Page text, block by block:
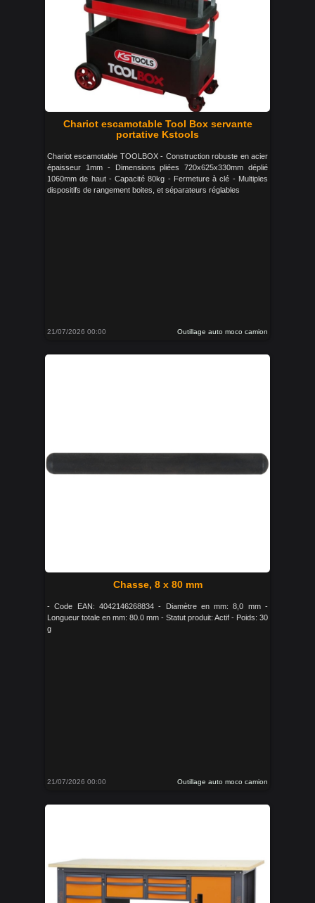
Chariot escamotable Tool Box servante
portative Kstools
Chariot escamotable TOOLBOX - Construction robuste en acier
épaisseur 1mm - Dimensions pliées 720x625x330mm déplié
1060mm de haut - Capacité 80kg - Fermeture à clé - Multiples
dispositifs de rangement boites, et séparateurs réglables
21/07/2026 00:00 Outillage auto moco camion
Chasse, 8 x 80 mm
- Code EAN: 4042146268834 - Diamètre en mm: 8,0 mm -
Longueur totale en mm: 80.0 mm - Statut produit: Actif - Poids: 30
g
21/07/2026 00:00 Outillage auto moco camion